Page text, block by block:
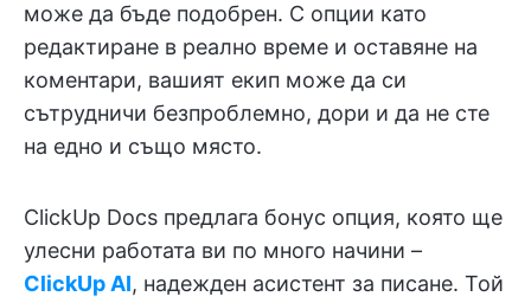
може да бъде подобрен. С опции като
редактиране в реално време и оставяне на
коментари, вашият екип може да си
сътрудничи безпроблемно, дори и да не сте
на едно и също място.
ClickUp Docs предлага бонус опция, която ще
улесни работата ви по много начини –
ClickUp AI, надежден асистент за писане. Той